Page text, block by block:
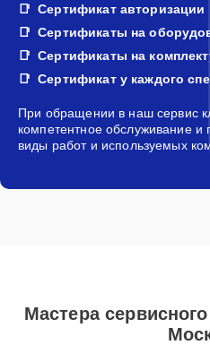
Сертификат авторизации
Сертификаты на
Сертификаты на
Сертификат у каждого
При обращении в наш сервис
компетентное обслуживание и
виды работ и используемых
Мастера